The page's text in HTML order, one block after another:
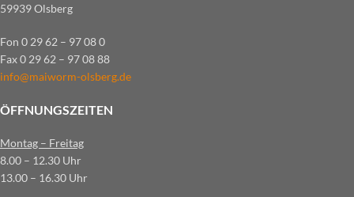
59939 Olsberg
Fon 0 29 62 – 97 08 0
Fax 0 29 62 – 97 08 88
info@maiworm-olsberg.de
ÖFFNUNGSZEITEN
Montag – Freitag
8.00 – 12.30 Uhr
13.00 – 16.30 Uhr